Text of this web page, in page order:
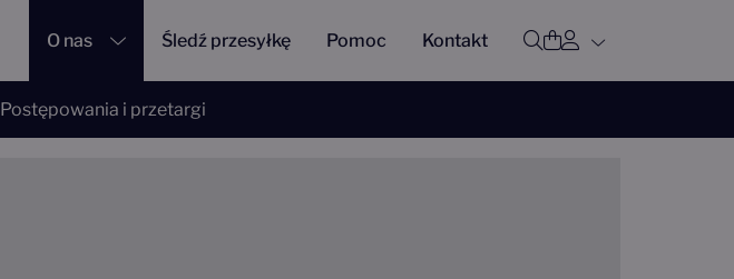
O nas
Postępowania i przetargi
Śledź przesyłkę Pomoc Kontakt Otwórz
KoszykProfil